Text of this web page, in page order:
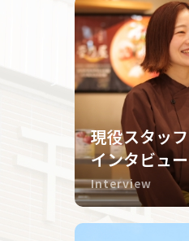
現役スタッフ
インタビュー
Interview